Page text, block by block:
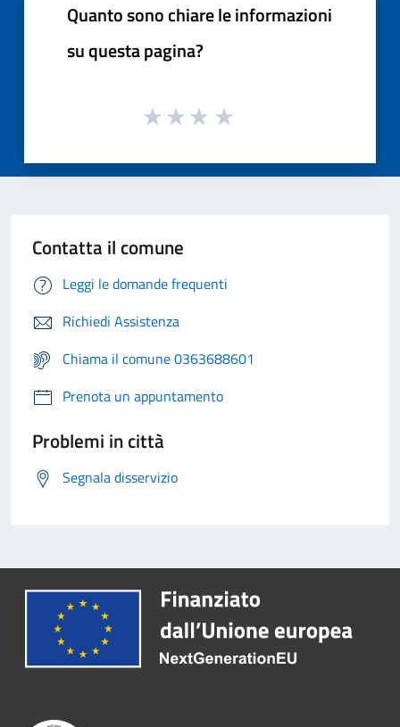
Quanto sono chiare le informazioni
su questa pagina?
Contatta il comune
Leggi le domande frequenti
Richiedi Assistenza
Chiama il comune 0363688601
Prenota un appuntamento
Problemi in città
Segnala disservizio